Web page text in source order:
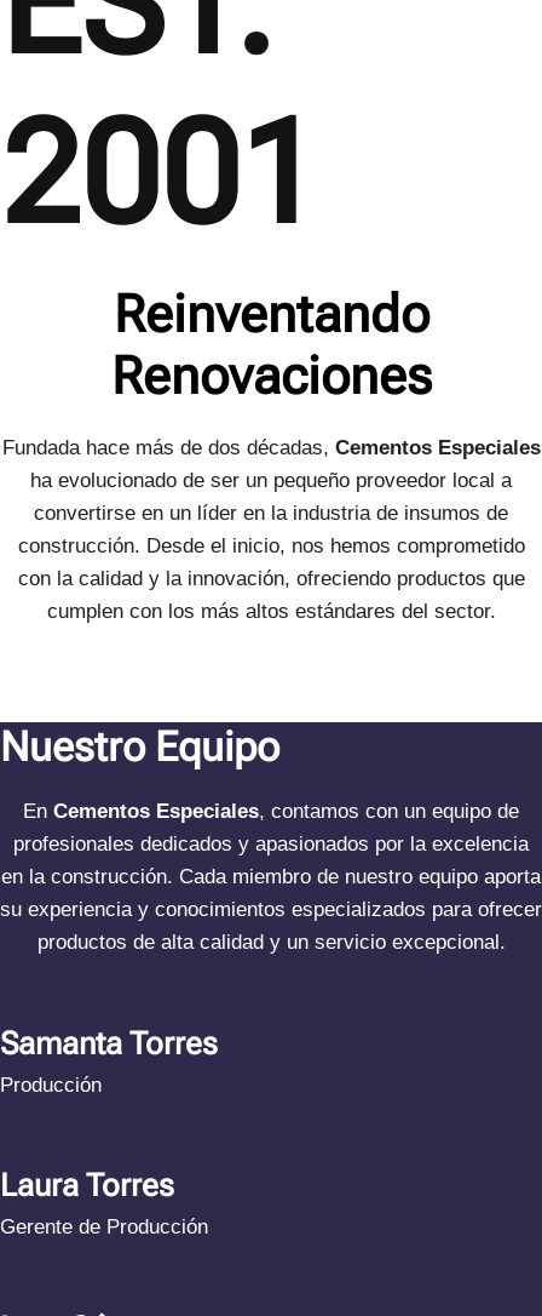
2001
Reinventando
Renovaciones
Fundada hace más de dos décadas, Cementos Especiales
ha evolucionado de ser un pequeño proveedor local a
convertirse en un líder en la industria de insumos de
construcción. Desde el inicio, nos hemos comprometido
con la calidad y la innovación, ofreciendo productos que
cumplen con los más altos estándares del sector.
Nuestro Equipo
En Cementos Especiales, contamos con un equipo de
profesionales dedicados y apasionados por la excelencia
en la construcción. Cada miembro de nuestro equipo aporta
su experiencia y conocimientos especializados para ofrecer
productos de alta calidad y un servicio excepcional.
Samanta Torres
Producción
Laura Torres
Gerente de Producción